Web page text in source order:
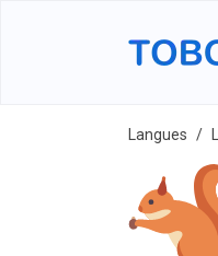
Langues